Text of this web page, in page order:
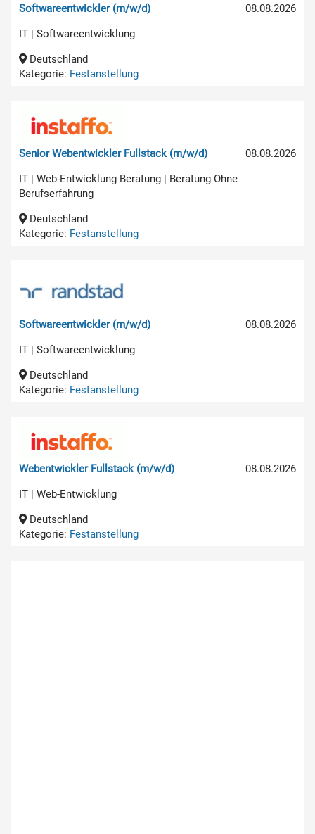
08.08.2026
Softwareentwickler (m/w/d)
IT | Softwareentwicklung
Deutschland
Kategorie: Festanstellung
08.08.2026
Senior Webentwickler Fullstack (m/w/d)
IT | Web-Entwicklung Beratung | Beratung Ohne
Berufserfahrung
Deutschland
Kategorie: Festanstellung
08.08.2026
Softwareentwickler (m/w/d)
IT | Softwareentwicklung
Deutschland
Kategorie: Festanstellung
08.08.2026
Webentwickler Fullstack (m/w/d)
IT | Web-Entwicklung
Deutschland
Kategorie: Festanstellung